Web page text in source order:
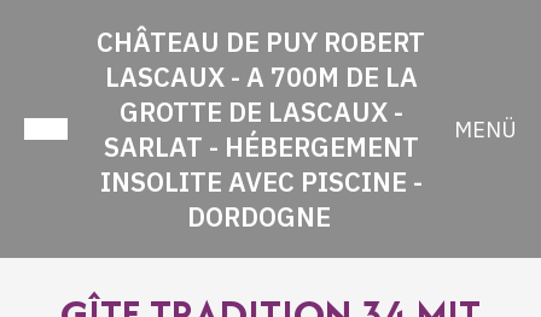
CHÂTEAU DE PUY ROBERT
LASCAUX - A 700M DE LA
GROTTE DE LASCAUX -
SARLAT - HÉBERGEMENT
INSOLITE AVEC PISCINE -
DORDOGNE
MENÜ